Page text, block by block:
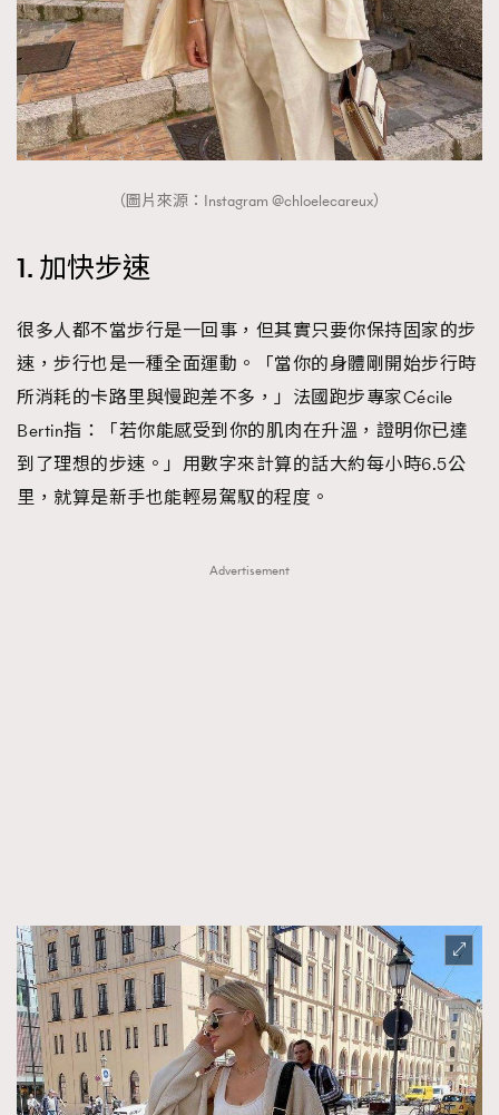
TRENDING
（圖片來源：Instagram @chloelecareux）
1. 加快步速
很多人都不當步行是一回事，但其實只要你保持固家的步
速，步行也是一種全面運動。「當你的身體剛開始步行時
所消耗的卡路里與慢跑差不多，」法國跑步專家Cécile
Bertin指：「若你能感受到你的肌肉在升溫，證明你已達
到了理想的步速。」用數字來計算的話大約每小時6.5公
里，就算是新手也能輕易駕馭的程度。
Advertisement